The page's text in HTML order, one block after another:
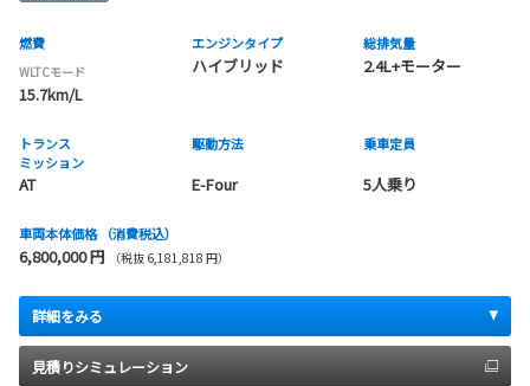
燃費
WLTCモード
15.7km/L
エンジンタイプ
ハイブリッド
総排気量
2.4L+モーター
トランス
ミッション
AT
駆動方法
E-Four
乗車定員
5人乗り
車両本体価格 （消費税込）
6,800,000 円 （税抜 6,181,818 円）
詳細をみる
見積りシミュレーション